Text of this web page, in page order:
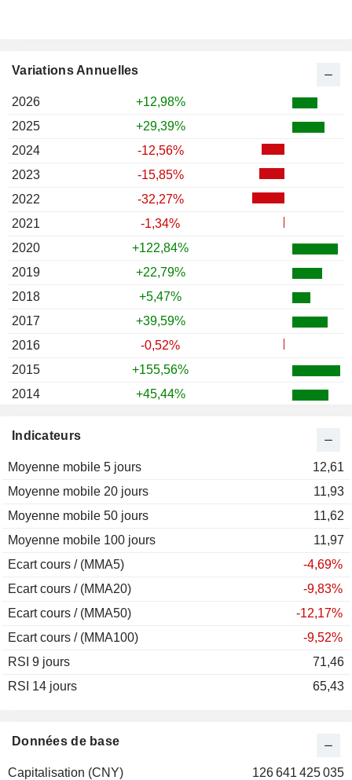
Données de base
Capitalisation (CNY)
126 641 425 035
Indicateurs
Moyenne mobile 5 jours
12,61
Moyenne mobile 20 jours
11,93
Moyenne mobile 50 jours
11,62
Moyenne mobile 100 jours
11,97
Ecart cours / (MMA5)
-4,69%
Ecart cours / (MMA20)
-9,83%
Ecart cours / (MMA50)
-12,17%
Ecart cours / (MMA100)
-9,52%
RSI 9 jours
71,46
RSI 14 jours
65,43
Variations Annuelles
2026
+12,98%
2025
+29,39%
2024
-12,56%
2023
-15,85%
2022
-32,27%
2021
-1,34%
2020
+122,84%
2019
+22,79%
2018
+5,47%
2017
+39,59%
2016
-0,52%
2015
+155,56%
2014
+45,44%
2012
2011
-46,56%
2010
+1,12%